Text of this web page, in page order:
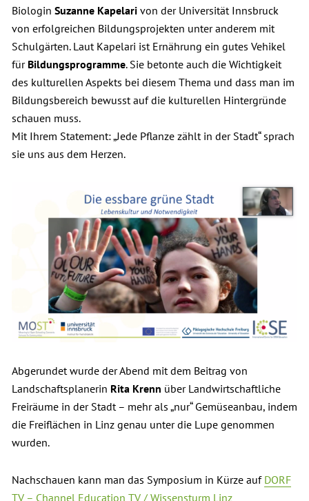
Biologin Suzanne Kapelarivon der Universität Innsbruck
von erfolgreichen Bildungsprojekten unter anderem mit
Schulgärten. Laut Kapelari ist Ernährung ein gutes Vehikel
für Bildungsprogramme. Sie betonte auch die Wichtigkeit
des kulturellen Aspekts bei diesem Thema und dass man im
Bildungsbereich bewusst auf die kulturellen Hintergründe
schauen muss.
Mit Ihrem Statement: „Jede Pflanze zählt in der Stadt“ sprach
sie uns aus dem Herzen.
Abgerundet wurde der Abend mit dem Beitrag von
Landschaftsplanerin Rita Krenn über Landwirtschaftliche
Freiräume in der Stadt – mehr als „nur“ Gemüseanbau, indem
die Freiflächen in Linz genau unter die Lupe genommen
wurden.
Nachschauen kann man das Symposium in Kürze auf DORF
TV – Channel Education TV / Wissensturm Linz